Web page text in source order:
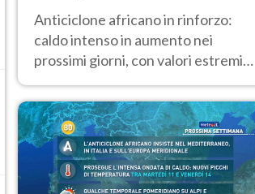
africano ancora
protagonista
Anticiclone africano in rinforzo:
caldo intenso in aumento nei
prossimi giorni, con valori estremi
d’Italia